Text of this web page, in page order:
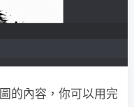
的內容，你可以用完